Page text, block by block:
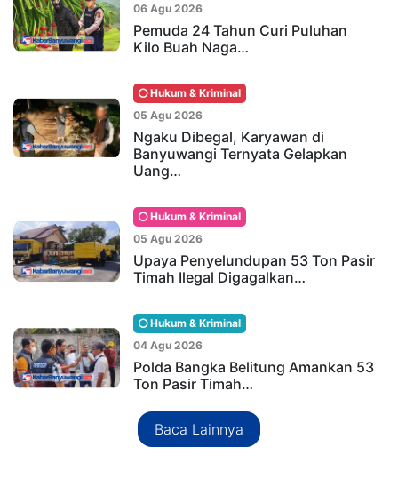
06 Agu 2026
Pemuda 24 Tahun Curi Puluhan
Kilo Buah Naga…
Hukum & Kriminal
05 Agu 2026
Ngaku Dibegal, Karyawan di
Banyuwangi Ternyata Gelapkan
Uang…
Hukum & Kriminal
05 Agu 2026
Upaya Penyelundupan 53 Ton Pasir
Timah Ilegal Digagalkan…
Hukum & Kriminal
04 Agu 2026
Polda Bangka Belitung Amankan 53
Ton Pasir Timah…
Baca Lainnya